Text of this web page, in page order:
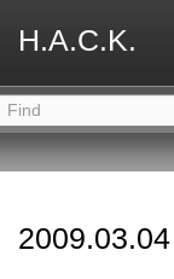
H.A.C.K.